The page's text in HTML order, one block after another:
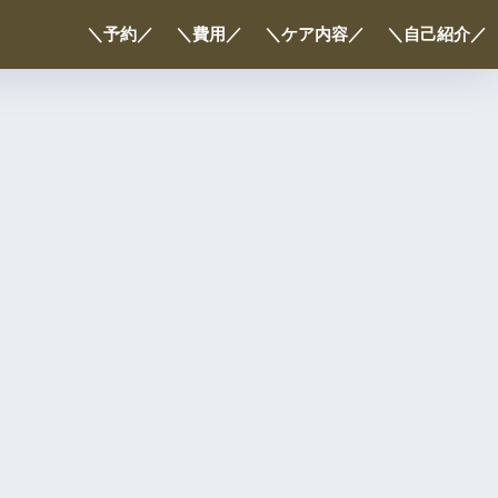
＼予約／ ＼費用／ ＼ケア内容／ ＼自己紹介／